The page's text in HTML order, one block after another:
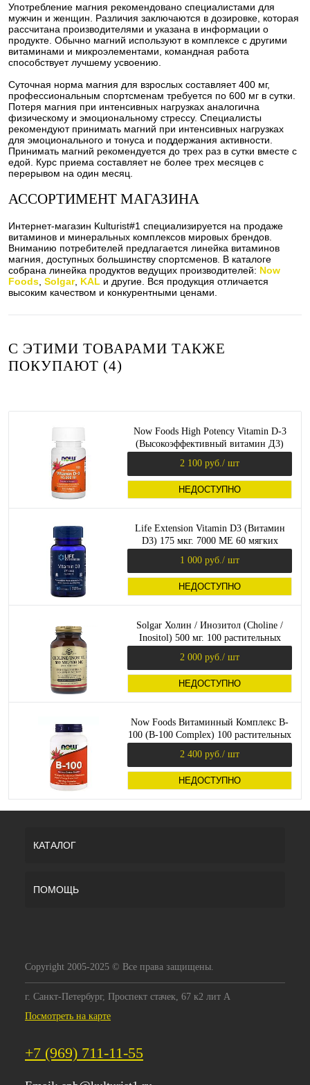
Употребление магния рекомендовано специалистами для
мужчин и женщин. Различия заключаются в дозировке, которая
рассчитана производителями и указана в информации о
продукте. Обычно магний используют в комплексе с другими
витаминами и микроэлементами, командная работа
способствует лучшему усвоению.
Суточная норма магния для взрослых составляет 400 мг,
профессиональным спортсменам требуется по 600 мг в сутки.
Потеря магния при интенсивных нагрузках аналогична
физическому и эмоциональному стрессу. Специалисты
рекомендуют принимать магний при интенсивных нагрузках
для эмоционального и тонуса и поддержания активности.
Принимать магний рекомендуется до трех раз в сутки вместе с
едой. Курс приема составляет не более трех месяцев с
перерывом на один месяц.
АССОРТИМЕНТ МАГАЗИНА
Интернет-магазин Kulturist#1 специализируется на продаже
витаминов и минеральных комплексов мировых брендов.
Вниманию потребителей предлагается линейка витаминов
магния, доступных большинству спортсменов. В каталоге
собрана линейка продуктов ведущих производителей: Now
Foods Solgar, KAL и другие. Вся продукция отличается
высоким качеством и конкурентными ценами.
С ЭТИМИ ТОВАРАМИ ТАКЖЕ
ПОКУПАЮТ (4)
Now Foods High Potency Vitamin D-3
(Высокоэффективный витамин Д3)
2 100 руб./ шт
НЕДОСТУПНО
Life Extension Vitamin D3 (Витамин
D3) 175 мкг. 7000 МЕ 60 мягких
1 000 руб./ шт
НЕДОСТУПНО
Solgar Холин / Инозитол (Choline /
Inositol) 500 мг. 100 растительных
2 000 руб./ шт
НЕДОСТУПНО
Now Foods Витаминный Комплекс B-
100 (B-100 Complex) 100 растительных
2 400 руб./ шт
НЕДОСТУПНО
КАТАЛОГ
ПОМОЩЬ
Copyright 2005-2025 © Все права защищены.
г. Санкт-Петербург, Проспект стачек, 67 к2 лит А
Посмотреть на карте
+7 (969) 711-11-55